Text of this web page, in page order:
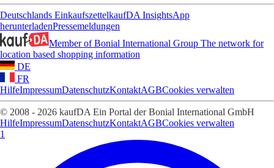
Deutschlands EinkaufszettelkaufDA InsightsApp
herunterladenPressemeldungen
Member of Bonial International Group The network for
location based shopping information
DE
FR
HilfeImpressumDatenschutzKontaktAGBCookies verwalten
© 2008 - 2026 kaufDA Ein Portal der Bonial International GmbH
HilfeImpressumDatenschutzKontaktAGBCookies verwalten
1